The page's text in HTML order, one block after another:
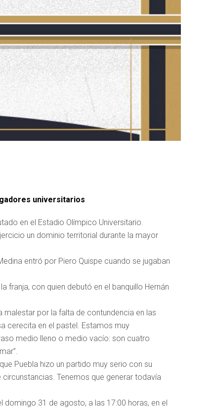
universitarios
en el Estadio Olímpico Universitario.
un dominio territorial durante la mayor
entró por Piero Quispe cuando se jugaban
franja, con quien debutó en el banquillo Hernán
por la falta de contundencia en las
cerecita en el pastel. Estamos muy
medio lleno o medio vacío: son cuatro
Puebla hizo un partido muy serio con su
Tenemos que generar todavía
31 de agosto, a las 17:00 horas, en el